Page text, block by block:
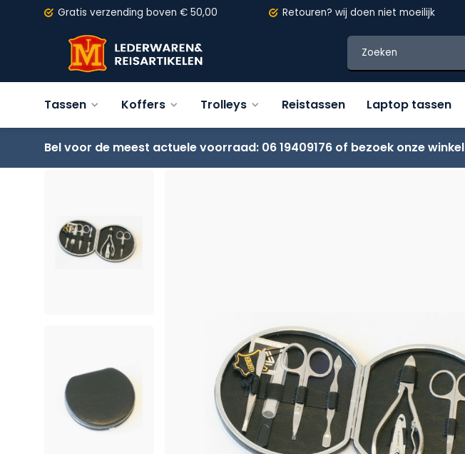
Gratis verzending boven € 50,00 Retouren? wij doen niet moeilijk
Tassen Koffers Trolleys Reistassen Laptop tassen
Bel voor de meest actuele voorraad: 06 19409176 of bezoek onze winkel
Terug Nagelsetje Davidt's 476040